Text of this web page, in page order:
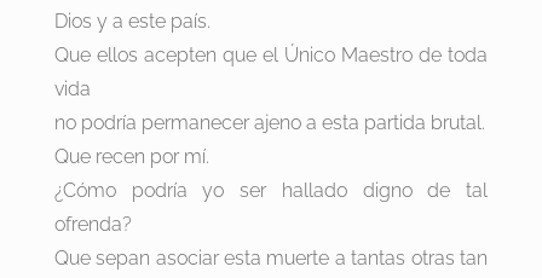
Dios y a este país.
Que ellos acepten que el Único Maestro de toda
vida
no podría permanecer ajeno a esta partida brutal.
Que recen por mí.
¿Cómo podría yo ser hallado digno de tal
ofrenda?
Que sepan asociar esta muerte a tantas otras tan